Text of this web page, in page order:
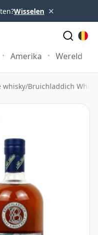
Wisselen ×
Amerika Wereld
whisky/Bruichladdich